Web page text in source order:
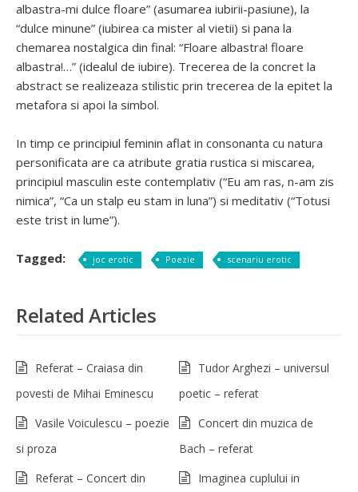
albastra-mi dulce floare” (asumarea iubirii-pasiune), la
“dulce minune” (iubirea ca mister al vietii) si pana la
chemarea nostalgica din final: “Floare albastra! floare
albastra!…” (idealul de iubire). Trecerea de la concret la
abstract se realizeaza stilistic prin trecerea de la epitet la
metafora si apoi la simbol.
In timp ce principiul feminin aflat in consonanta cu natura
personificata are ca atribute gratia rustica si miscarea,
principiul masculin este contemplativ (“Eu am ras, n-am zis
nimica”, “Ca un stalp eu stam in luna”) si meditativ (“Totusi
este trist in lume”).
Tagged: joc erotic Poezie scenariu erotic
Related Articles
Referat – Craiasa din
povesti de Mihai Eminescu
Tudor Arghezi – universul
poetic – referat
Vasile Voiculescu – poezie
si proza
Concert din muzica de
Bach – referat
Referat – Concert din
Imaginea cuplului in